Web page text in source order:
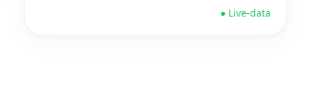
● Live-data